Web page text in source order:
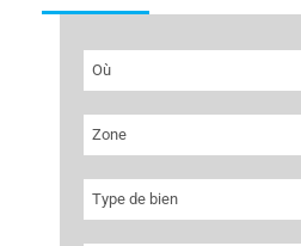
Où
Zone
Type de bien